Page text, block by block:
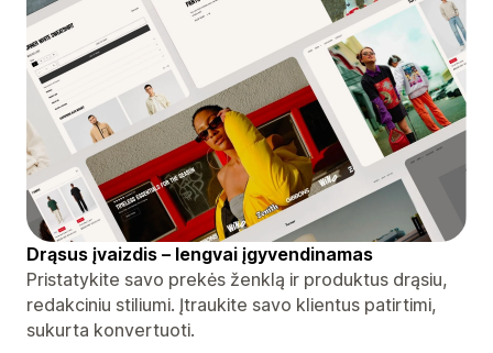
Drąsus įvaizdis – lengvai įgyvendinamas
Pristatykite savo prekės ženklą ir produktus drąsiu,
redakciniu stiliumi. Įtraukite savo klientus patirtimi,
sukurta konvertuoti.